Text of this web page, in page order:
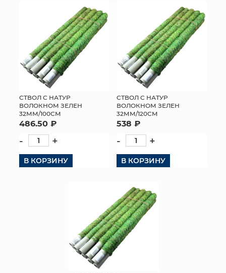
СТВОЛ С НАТУР
ВОЛОКНОМ ЗЕЛЕН
32ММ/100СМ
486.50 ₽
- +
В КОРЗИНУ
СТВОЛ С НАТУР
ВОЛОКНОМ ЗЕЛЕН
32ММ/120СМ
538 ₽
- +
В КОРЗИНУ